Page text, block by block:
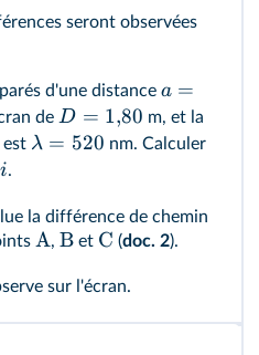
seront observées
d'une distance a =
de D = 1,80 m, et la
est λ = 520 nm. Calculer
i.
la différence de chemin
A, B et C (doc. 2).
sur l'écran.